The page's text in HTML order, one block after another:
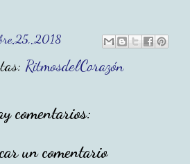
25, 2018
RitmosdelCorazón
comentarios:
un comentario